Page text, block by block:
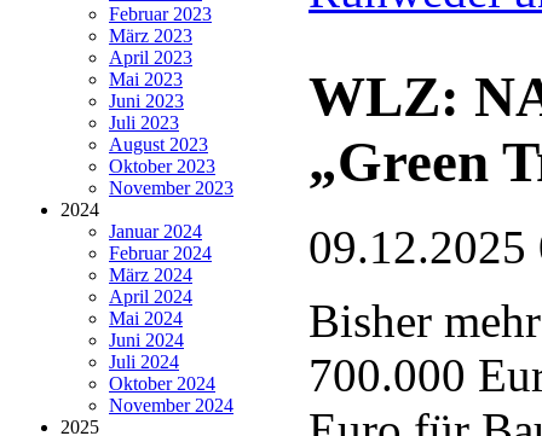
Februar 2023
März 2023
April 2023
Mai 2023
Juni 2023
Juli 2023
August 2023
Oktober 2023
November 2023
2024
Januar 2024
Februar 2024
März 2024
April 2024
Mai 2024
Juni 2024
Juli 2024
Oktober 2024
November 2024
2025
WLZ:
„Green
09.12.2025
Bisher
700.000